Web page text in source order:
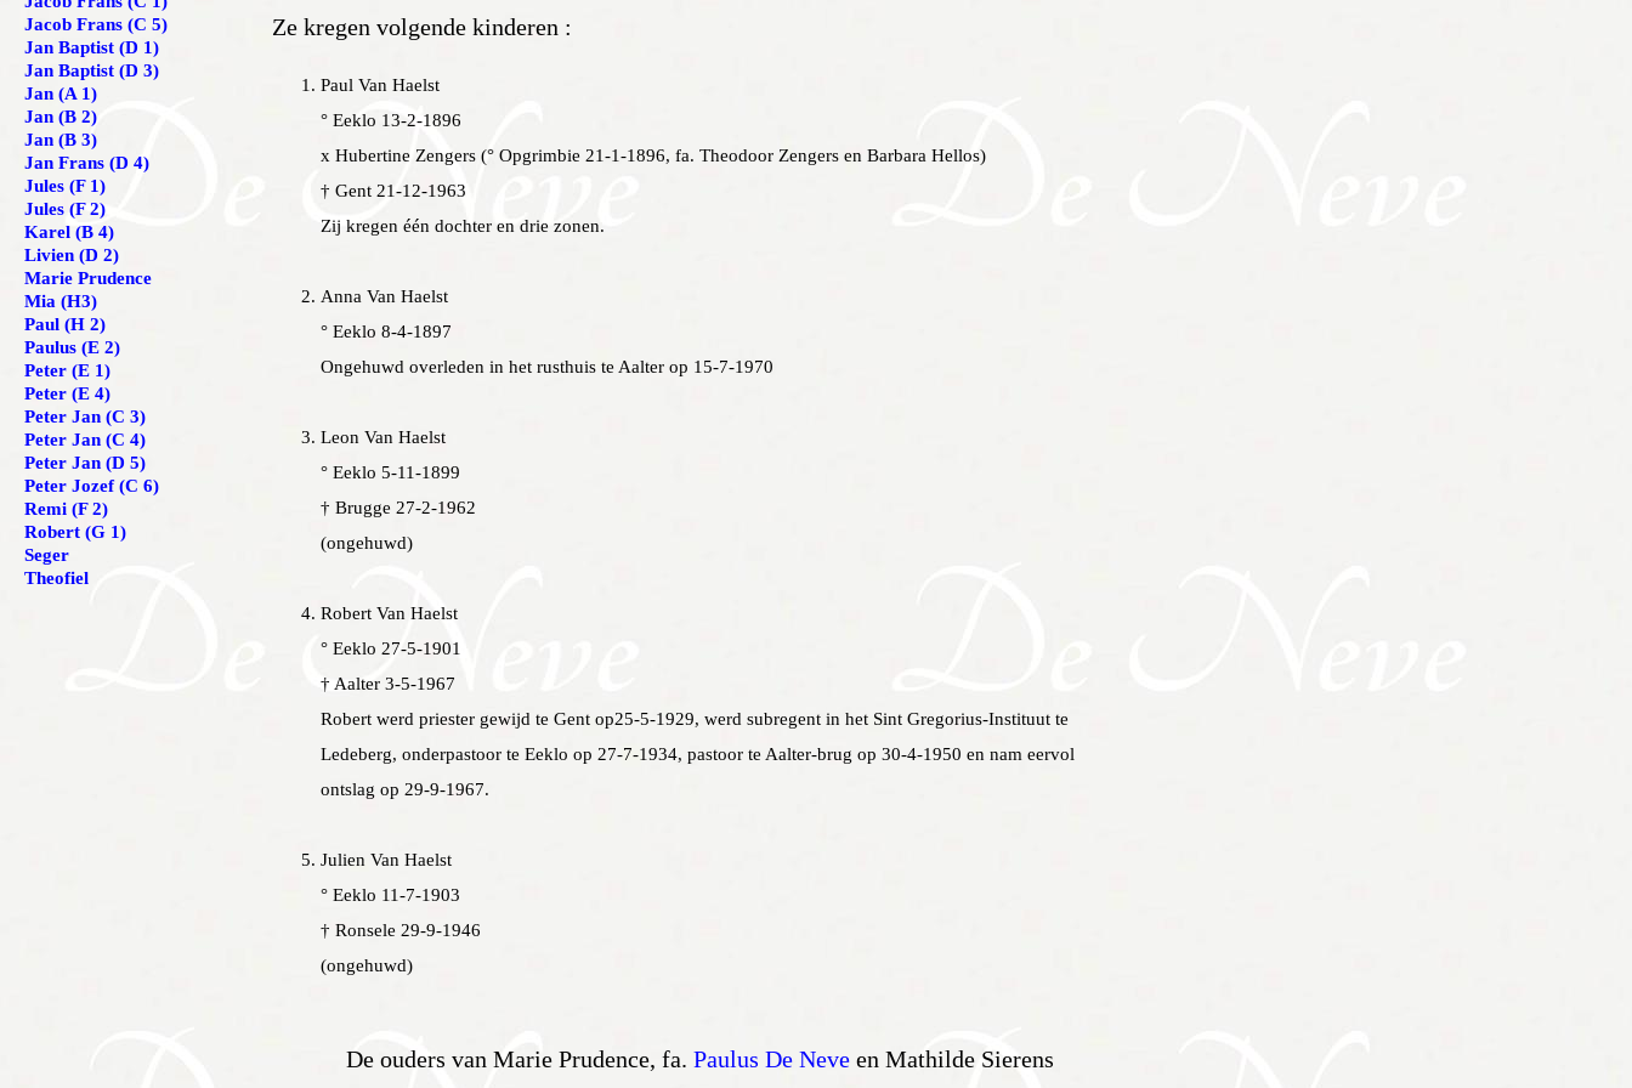
Ze kregen volgende kinderen :
Paul Van Haelst
° Eeklo 13-2-1896
x Hubertine Zengers (° Opgrimbie 21-1-1896, fa. Theodoor Zengers en Barbara Hellos)
† Gent 21-12-1963
Zij kregen één dochter en drie zonen.
Anna Van Haelst
° Eeklo 8-4-1897
Ongehuwd overleden in het rusthuis te Aalter op 15-7-1970
Leon Van Haelst
° Eeklo 5-11-1899
† Brugge 27-2-1962
(ongehuwd)
Robert Van Haelst
° Eeklo 27-5-1901
† Aalter 3-5-1967
Robert werd priester gewijd te Gent op25-5-1929, werd subregent in het Sint Gregorius-Instituut te
Ledeberg, onderpastoor te Eeklo op 27-7-1934, pastoor te Aalter-brug op 30-4-1950 en nam eervol
ontslag op 29-9-1967.
Julien Van Haelst
° Eeklo 11-7-1903
† Ronsele 29-9-1946
(ongehuwd)
De ouders van Marie Prudence, fa. Paulus De Neveen Mathilde Sierens
Jacob Frans (C 5)
Jan Baptist (D 1)
Jan Baptist (D 3)
Jan (A 1)
Jan (B 2)
Jan (B 3)
Jan Frans (D 4)
Jules (F 1)
Jules (F 2)
Karel (B 4)
Livien (D 2)
Marie Prudence
Mia (H3)
Paul (H 2)
Paulus (E 2)
Peter (E 1)
Peter (E 4)
Peter Jan (C 3)
Peter Jan (C 4)
Peter Jan (D 5)
Peter Jozef (C 6)
Remi (F 2)
Robert (G 1)
Seger
Theofiel